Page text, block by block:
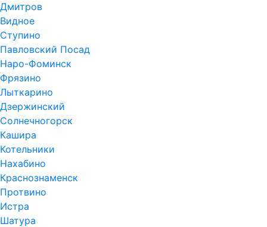
Дмитров
Видное
Ступино
Павловский Посад
Наро-Фоминск
Фрязино
Лыткарино
Дзержинский
Солнечногорск
Кашира
Котельники
Нахабино
Краснознаменск
Протвино
Истра
Шатура